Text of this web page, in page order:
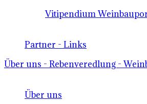
Vitipendium
Partner - Links
Über uns - Rebenveredlung -
Über uns